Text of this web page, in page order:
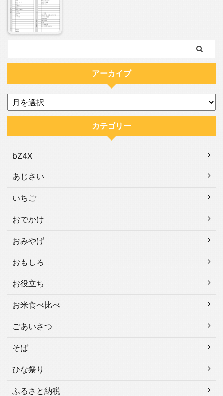
アーカイブ
カテゴリー
bZ4X
あじさい
いちご
おでかけ
おみやげ
おもしろ
お役立ち
お米食べ比べ
ごあいさつ
そば
ひな祭り
ふるさと納税